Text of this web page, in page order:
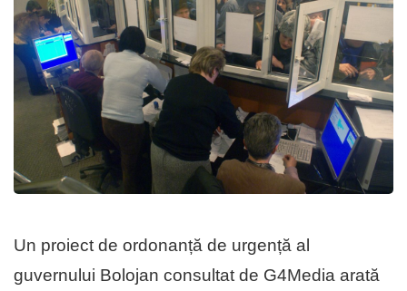
Un proiect de ordonanță de urgență al
guvernului Bolojan consultat de G4Media arată